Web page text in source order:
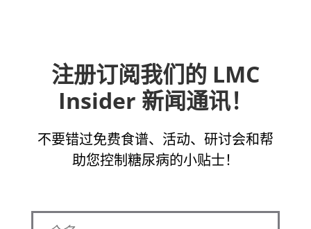
注册订阅我们的 LMC
Insider 新闻通讯！
不要错过免费食谱、活动、研讨会和帮
助您控制糖尿病的小贴士！